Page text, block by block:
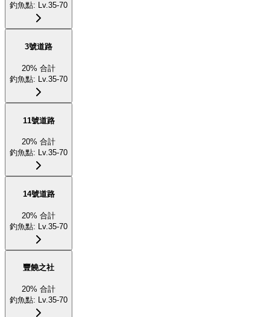
釣魚點: Lv.35-70
3號道路
20% 合計
釣魚點: Lv.35-70
11號道路
20% 合計
釣魚點: Lv.35-70
14號道路
20% 合計
釣魚點: Lv.35-70
豐饒之社
20% 合計
釣魚點: Lv.35-70